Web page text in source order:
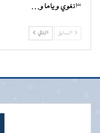
“انغوي و ياما و…
السابق التالي